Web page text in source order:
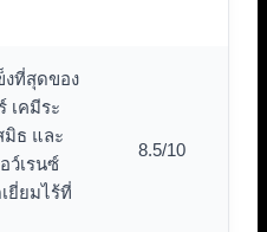
งที่สุดของ
เคมีระ
มิธ และ
ว์เรนซ์
ยี่ยมไร้ที่
8.5/10